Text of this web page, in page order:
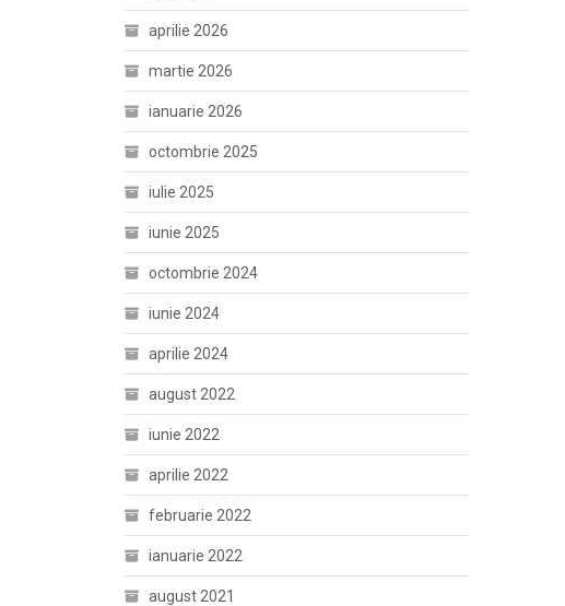
aprilie 2026
martie 2026
ianuarie 2026
octombrie 2025
iulie 2025
iunie 2025
octombrie 2024
iunie 2024
aprilie 2024
august 2022
iunie 2022
aprilie 2022
februarie 2022
ianuarie 2022
august 2021